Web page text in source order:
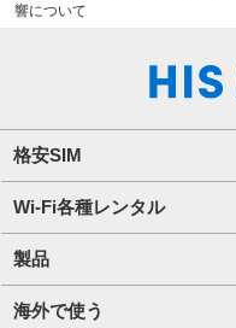
響について
格安SIM
国内通信SIM一覧
自由自在2.0プラン
ビタッ！プラン
Wi-Fi各種レンタル
法人のお客様トップページ
海外短期レンタル HIS Wi-Fi
製品
オンラインショップ
海外で使う